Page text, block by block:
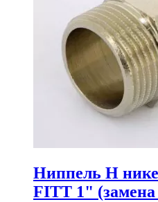
Ниппель Н
FITT 1" (замена